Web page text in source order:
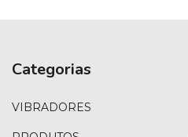
Categorias
VIBRADORES